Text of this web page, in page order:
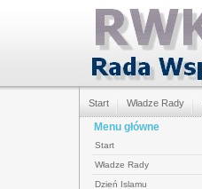
Start Władze Rady
Menu główne
Start
Władze Rady
Dzień Islamu